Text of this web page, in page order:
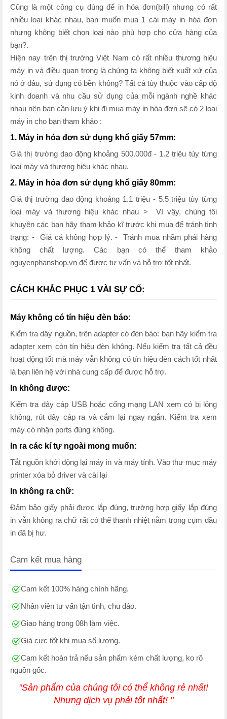
Cũng là một công cụ dùng để in hóa đơn(bill) nhưng có rất
nhiều loại khác nhau, bạn muốn mua 1 cái máy in hóa đơn
nhưng không biết chọn loại nào phù hợp cho cửa hàng của
bạn?.
Hiện nay trên thị trường Việt Nam có rất nhiều thương hiệu
máy in và điều quan trọng là chúng ta không biết xuất xứ của
nó ở đâu, sử dụng có bền không? Tất cả tùy thuộc vào cấp độ
kinh doanh và nhu cầu sử dụng của mỗi ngành nghề khác
nhau nên bạn cần lưu ý khi đi mua máy in hóa đơn sẽ có 2 loại
máy in cho bạn tham khảo :
1. Máy in hóa đơn sử dụng khổ giấy 57mm:
Giá thị trường dao động khoảng 500.000đ - 1.2 triệu tùy từng
loại máy và thương hiệu khác nhau.
2. Máy in hóa đơn sử dụng khổ giấy 80mm:
Giá thị trường dao động khoảng 1.1 triệu - 5.5 triệu tùy từng
loại máy và thương hiệu khác nhau > Vì vậy, chúng tôi
khuyên các bạn hãy tham khảo kĩ trước khi mua để tránh tình
trạng: - Giá cả không hợp lý. - Tránh mua nhầm phải hàng
không chất lượng. Các bạn có thể tham khảo
nguyenphanshop.vn để được tư vấn và hỗ trợ tốt nhất.
CÁCH KHẮC PHỤC 1 VÀI SỰ CỐ:
Máy không có tín hiệu đèn báo:
Kiểm tra dây nguồn, trên adapter có đèn báo: bạn hãy kiểm tra
adapter xem còn tín hiệu đèn không. Nếu kiểm tra tất cả đều
hoạt động tốt mà máy vẫn không có tín hiệu đèn cách tốt nhất
là bạn liên hệ với nhà cung cấp để được hỗ trợ.
In không được:
Kiểm tra dây cáp USB hoặc cổng mạng LAN xem có bị lỏng
không, rút dây cáp ra và cắm lại ngay ngắn. Kiểm tra xem
máy có nhận ports đúng không.
In ra các kí tự ngoài mong muốn:
Tắt nguồn khởi động lại máy in và máy tính. Vào thư mục máy
printer xóa bỏ driver và cài lại
In không ra chữ:
Đảm bảo giấy phải được lắp đúng, trường hợp giấy lắp đúng
in vẫn không ra chữ rất có thể thanh nhiệt nằm trong cụm đầu
in đã bị hư.
Cam kết mua hàng
Cam kết 100% hàng chính hãng.
Nhân viên tư vấn tận tình, chu đáo.
Giao hàng trong 08h làm việc.
Giá cực tốt khi mua số lượng.
Cam kết hoàn trả nếu sản phẩm kém chất lượng, ko rõ
nguồn gốc.
"Sản phẩm của chúng tôi có thể không rẻ nhất!
Nhưng dịch vụ phải tốt nhất! "